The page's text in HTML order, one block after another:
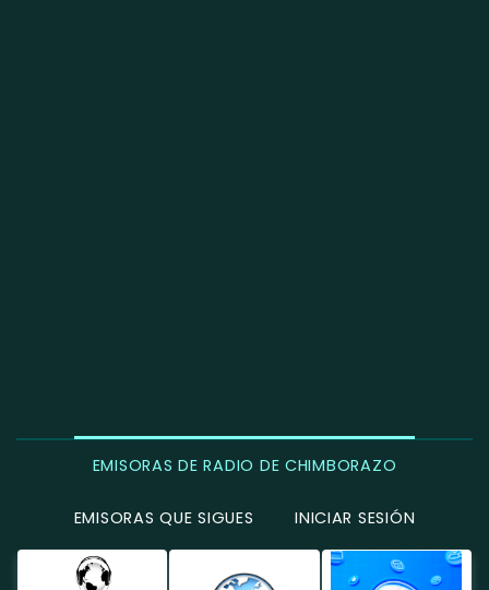
EMISORAS DE RADIO DE CHIMBORAZO
EMISORAS QUE SIGUES INICIAR SESIÓN